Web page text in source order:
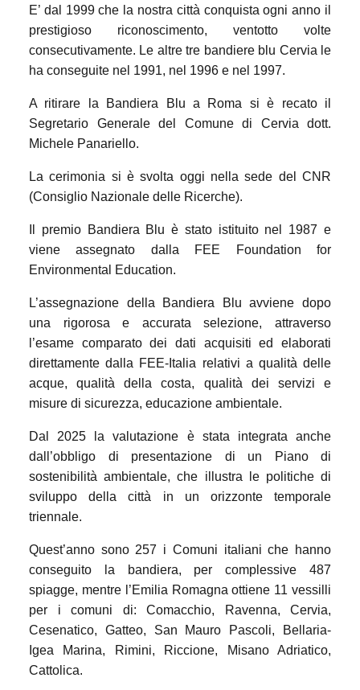
E’ dal 1999 che la nostra città conquista ogni anno il
prestigioso riconoscimento, ventotto volte
consecutivamente. Le altre tre bandiere blu Cervia le
ha conseguite nel 1991, nel 1996 e nel 1997.
A ritirare la Bandiera Blu a Roma si è recato il
Segretario Generale del Comune di Cervia dott.
Michele Panariello.
La cerimonia si è svolta oggi nella sede del CNR
(Consiglio Nazionale delle Ricerche).
Il premio Bandiera Blu è stato istituito nel 1987 e
viene assegnato dalla FEE
Foundation for
Environmental Education.
L’assegnazione della Bandiera Blu avviene dopo
una rigorosa e accurata selezione, attraverso
l’esame comparato dei dati acquisiti ed elaborati
direttamente dalla FEE-Italia relativi a qualità delle
acque, qualità della costa, qualità dei servizi e
misure di sicurezza, educazione ambientale.
Dal 2025 la valutazione è stata integrata anche
dall’obbligo di presentazione di un Piano di
sostenibilità ambientale, che illustra le politiche di
sviluppo della città in un orizzonte temporale
triennale.
Quest’anno sono 257 i Comuni italiani che hanno
conseguito la bandiera, per complessive 487
spiagge, mentre l’Emilia Romagna ottiene 11 vessilli
per i comuni di: Comacchio, Ravenna, Cervia,
Cesenatico, Gatteo, San Mauro Pascoli, Bellaria-
Igea Marina, Rimini, Riccione, Misano Adriatico,
Cattolica.